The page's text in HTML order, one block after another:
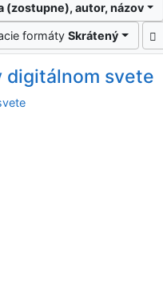
(zostupne), autor, názov
formátySkrátený
digitálnom svete